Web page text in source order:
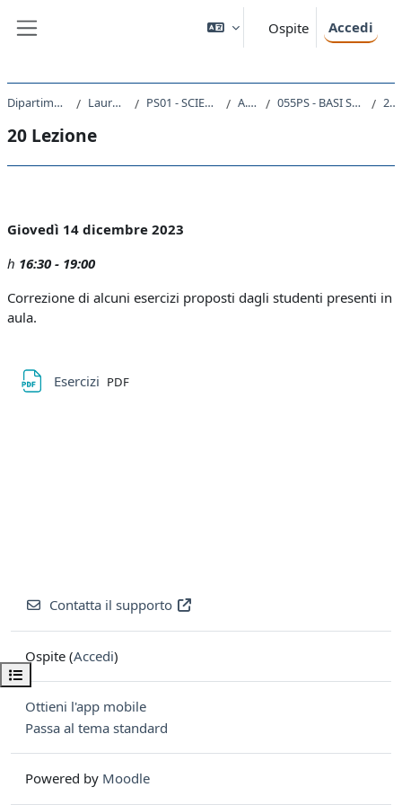
Ospite Accedi
Apri indice del corso
Dipartimento di Scienze della Vita Laurea triennale (DM270) PS01 - SCIENZE E TECNICHE PSICOLOGICHE A.A. 2023 - 2024 055PS - BASI STATISTICHE PER LA PSICOLOGIA 2023 20 Lezione
20 Lezione
Giovedì 14 dicembre 2023
h 16:30 - 19:00
Correzione di alcuni esercizi proposti dagli studenti presenti in
aula.
Esercizi File
PDF
Contatta il supporto
Ospite (Accedi)
Ottieni l'app mobile
Passa al tema standard
Powered by Moodle